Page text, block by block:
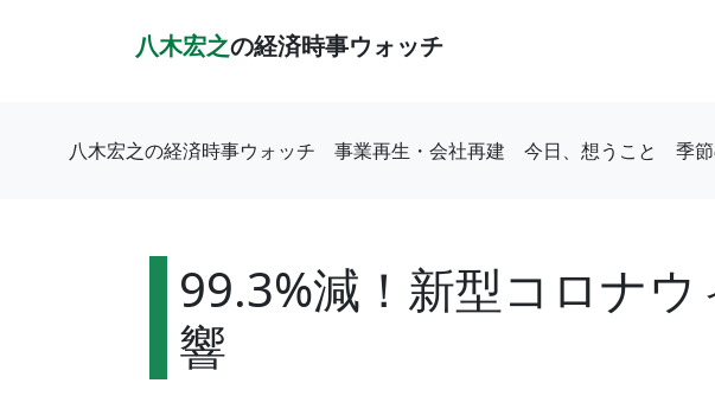
八木宏之の経済時事ウォッチ
八木宏之の経済時事ウォッチ 事業再生・会社再建 今日、想うこと 季
99.3%減！新型コロナ
響